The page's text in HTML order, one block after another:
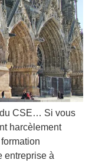
du CSE… Si vous
harcèlement
entreprise à